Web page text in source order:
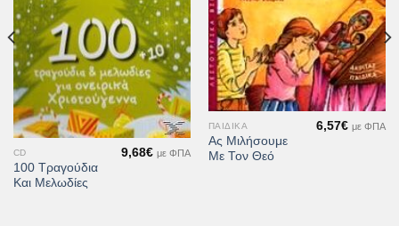
CD
100 Τραγούδια
Και Μελωδίες
9,68€ με ΦΠΑ
ΠΑΙΔΙΚΆ
Ας Μιλήσουμε
Με Τον Θεό
6,57€ με ΦΠΑ